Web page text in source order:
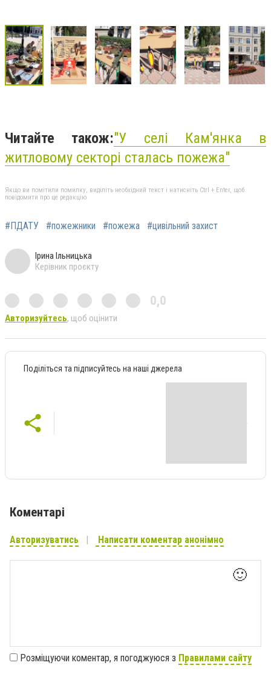
Читайте також:"У селі Кам'янка в
житловому секторі сталась пожежа"
Якщо ви помітили помилку, виділіть необхідний текст і натисніть Ctrl + Enter, щоб
повідомити про це редакцію
#ПДАТУ #пожежники #пожежа #цивільний захист
Ірина Ільницька
Керівник проєкту
0,0
Авторизуйтесь, щоб оцінити
Поділіться та підписуйтесь на наші джерела
Коментарі
Авторизуватись Написати коментар анонімно
🙂
Розміщуючи коментар, я погоджуюся з Правилами сайту